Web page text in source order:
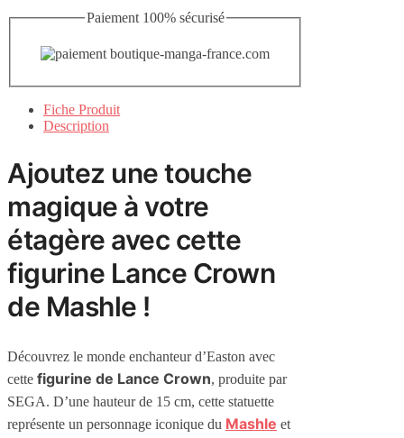
Paiement 100% sécurisé
Fiche Produit
Description
Ajoutez une touche
magique à votre
étagère avec cette
figurine Lance Crown
de Mashle !
Découvrez le monde enchanteur d’Easton avec
cette figurine de Lance Crown, produite par
SEGA. D’une hauteur de 15 cm, cette statuette
représente un personnage iconique du Mashle et